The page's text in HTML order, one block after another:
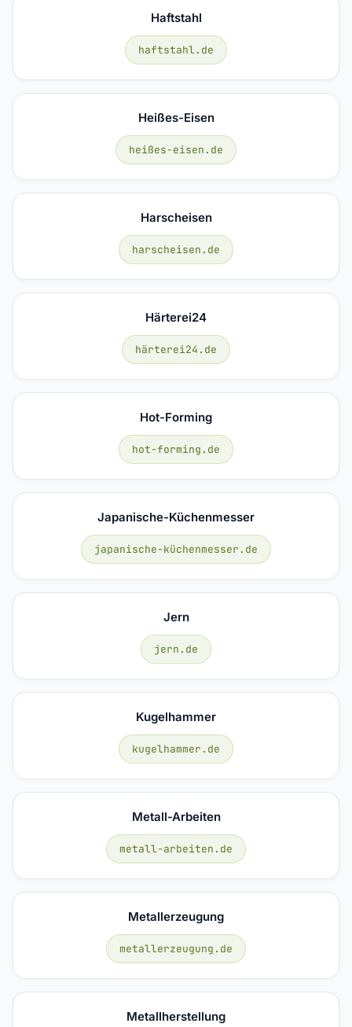
Haftstahl
haftstahl.de
Heißes-Eisen
heißes-eisen.de
Harscheisen
harscheisen.de
Härterei24
härterei24.de
Hot-Forming
hot-forming.de
Japanische-Küchenmesser
japanische-küchenmesser.de
Jern
jern.de
Kugelhammer
kugelhammer.de
Metall-Arbeiten
metall-arbeiten.de
Metallerzeugung
metallerzeugung.de
Metallherstellung